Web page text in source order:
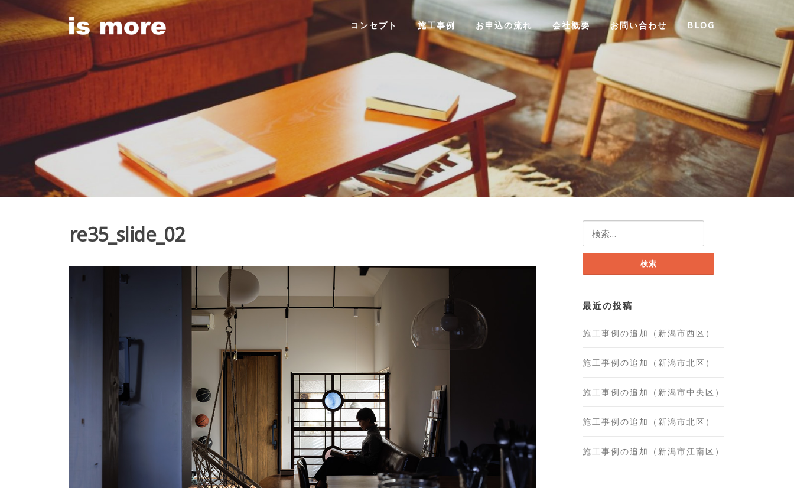
Skip
to
content
コンセプト 施工事例 お申込の流れ 会社概要 お問い合わせ BLOG
re35_slide_02
索:
最近の投稿
施工事例の追加（新潟市西区）
施工事例の追加（新潟市北区）
施工事例の追加（新潟市中央区）
施工事例の追加（新潟市北区）
施工事例の追加（新潟市江南区）